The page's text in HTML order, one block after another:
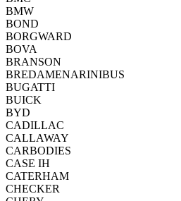
BMW
BOND
BORGWARD
BOVA
BRANSON
BREDAMENARINIBUS
BUGATTI
BUICK
BYD
CADILLAC
CALLAWAY
CARBODIES
CASE IH
CATERHAM
CHECKER